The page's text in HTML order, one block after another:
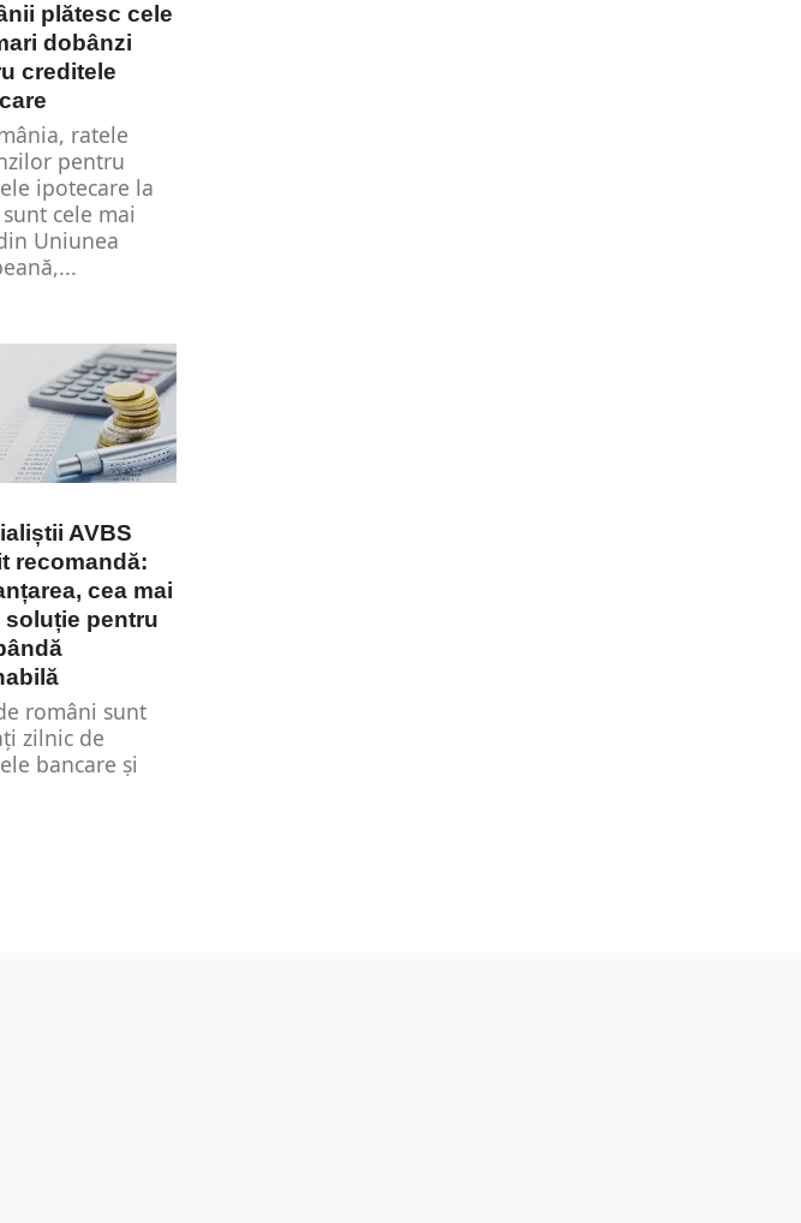
plătesc cele
dobânzi
creditele
ratele
pentru
ipotecare la
cele mai
Uniunea
AVBS
recomandă:
cea mai
soluție pentru
români sunt
zilnic de
bancare și